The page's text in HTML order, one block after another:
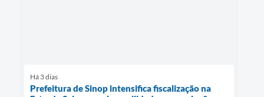
Há 3 dias
Prefeitura de Sinop intensifica fiscalização na